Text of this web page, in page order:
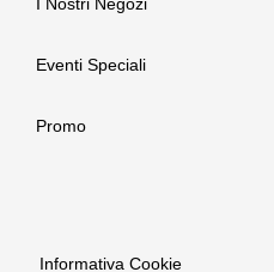
Eventi Speciali
Promo
Informativa Cookie